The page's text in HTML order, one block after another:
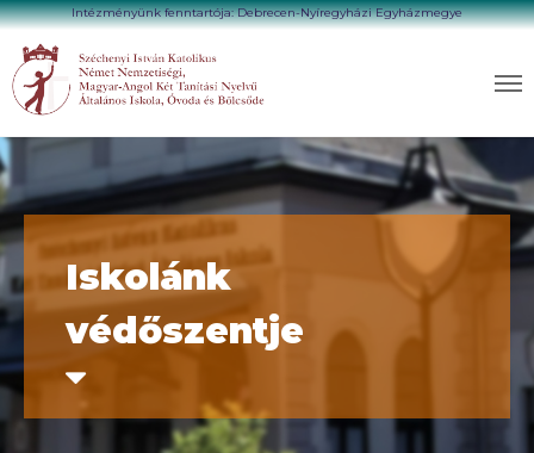
Intézményünk fenntartója: Debrecen-Nyíregyházi Egyházmegye
Iskolánk
védőszentje